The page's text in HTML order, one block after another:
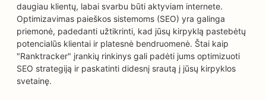
daugiau klientų, labai svarbu būti aktyviam internete.
Optimizavimas paieškos sistemoms (SEO) yra galinga
priemonė, padedanti užtikrinti, kad jūsų kirpyklą pastebėtų
potencialūs klientai ir platesnė bendruomenė. Štai kaip
"Ranktracker" įrankių rinkinys gali padėti jums optimizuoti
SEO strategiją ir paskatinti didesnį srautą į jūsų kirpyklos
svetainę.